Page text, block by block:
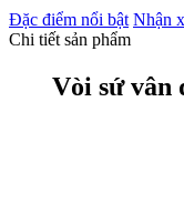
Đặc điểm nổi bật Nhận
Chi tiết sản phẩm
Vòi sứ vân